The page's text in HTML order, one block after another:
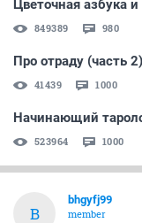
Цветочная азбука
849389 980
Про отраду (часть 2)
41439 1000
Начинающий
523964 1000
B
bhgyfj99
member